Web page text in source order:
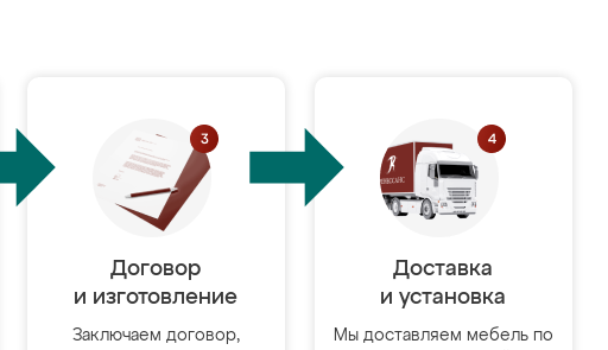
Договор
и изготовление
Заключаем договор,
Доставка
и установка
Мы доставляем мебель по